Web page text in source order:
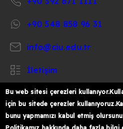
+90 548 858 96 31
info@ciu.edu.tr
İletişim
https://https://twitter.com/
https://https://
Bu web sitesi çerezleri
için bu sitede çerezler
bunu yapmamızı kabul etmiş